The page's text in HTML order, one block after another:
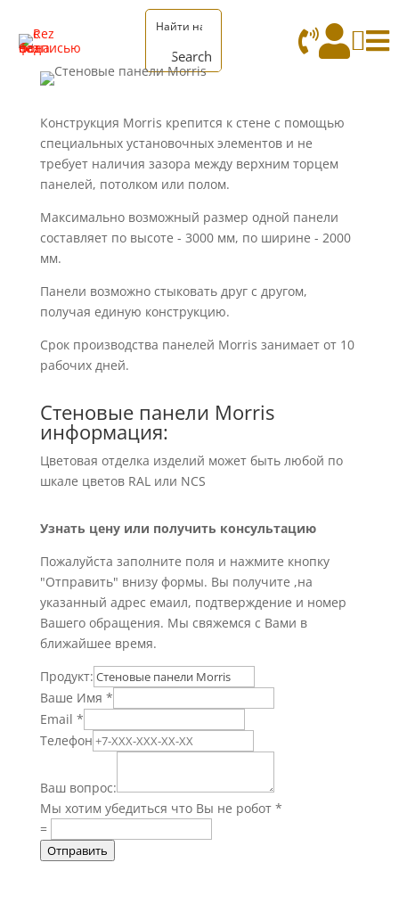
Search

Конструкция Morris крепится к стене с помощью
специальных установочных элементов и не
требует наличия зазора между верхним торцем
панелей, потолком или полом.
Максимально возможный размер одной панели
составляет по высоте - 3000 мм, по ширине - 2000
мм.
Панели возможно стыковать друг с другом,
получая единую конструкцию.
Срок производства панелей Morris занимает от 10
рабочих дней.
Стеновые панели Morris
информация:
Цветовая отделка изделий может быть любой по
шкале цветов RAL или NCS
Узнать цену или получить консультацию
Пожалуйста заполните поля и нажмите кнопку
"Отправить" внизу формы. Вы получите ,на
указанный адрес емаил, подтверждение и номер
Вашего обращения. Мы свяжемся с Вами в
ближайшее время.
Продукт:
Ваше Имя *
Email *
Телефон
Ваш вопрос:
Мы хотим убедиться что Вы не робот *
=
Отправить